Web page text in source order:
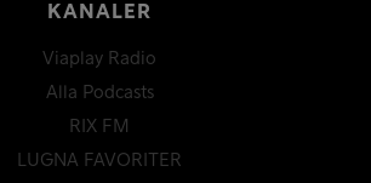
KANALER
Viaplay Radio
Alla Podcasts
RIX FM
LUGNA FAVORITER